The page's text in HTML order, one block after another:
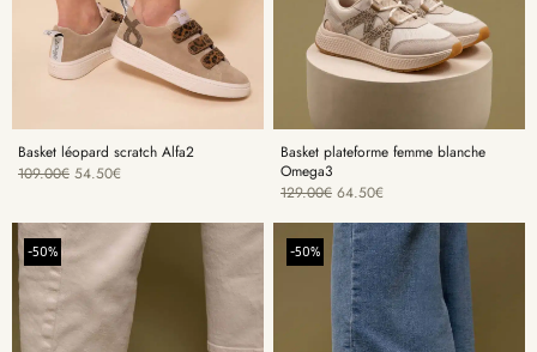
Basket léopard scratch Alfa2
109.00€ 54.50€
Basket plateforme femme blanche
Omega3
129.00€ 64.50€
-50% -50%